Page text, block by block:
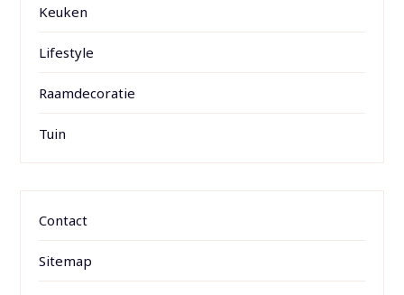
Keuken
Lifestyle
Raamdecoratie
Tuin
Contact
Sitemap